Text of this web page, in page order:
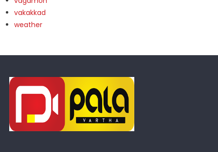
vakakkad
weather